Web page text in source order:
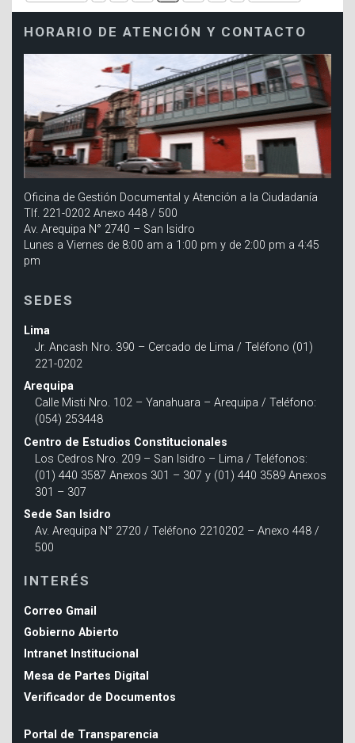
HORARIO DE ATENCIÓN Y CONTACTO
Oficina de Gestión Documental y Atención a la Ciudadanía
Tlf. 221-0202 Anexo 448 / 500
Av. Arequipa N° 2740 – San Isidro
Lunes a Viernes de 8:00 am a 1:00 pm y de 2:00 pm a 4:45
pm
SEDES
Lima
Jr. Ancash Nro. 390 – Cercado de Lima / Teléfono (01)
221-0202
Arequipa
Calle Misti Nro. 102 – Yanahuara – Arequipa / Teléfono:
(054) 253448
Centro de Estudios Constitucionales
Los Cedros Nro. 209 – San Isidro – Lima / Teléfonos:
(01) 440 3587 Anexos 301 – 307 y (01) 440 3589 Anexos
301 – 307
Sede San Isidro
Av. Arequipa N° 2720 / Teléfono 2210202 – Anexo 448 /
500
INTERÉS
Correo Gmail
Gobierno Abierto
Intranet Institucional
Mesa de Partes Digital
Verificador de Documentos
Portal de Transparencia